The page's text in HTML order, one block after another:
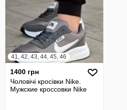
41, 42, 43, 44, 45, 46
1400 грн
Чоловічі кросівки Nike.
Мужские кроссовки Nike